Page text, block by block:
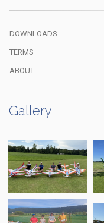
DOWNLOADS
TERMS
ABOUT
Gallery